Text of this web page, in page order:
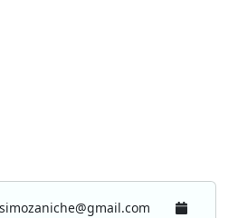
simozaniche@gmail.com